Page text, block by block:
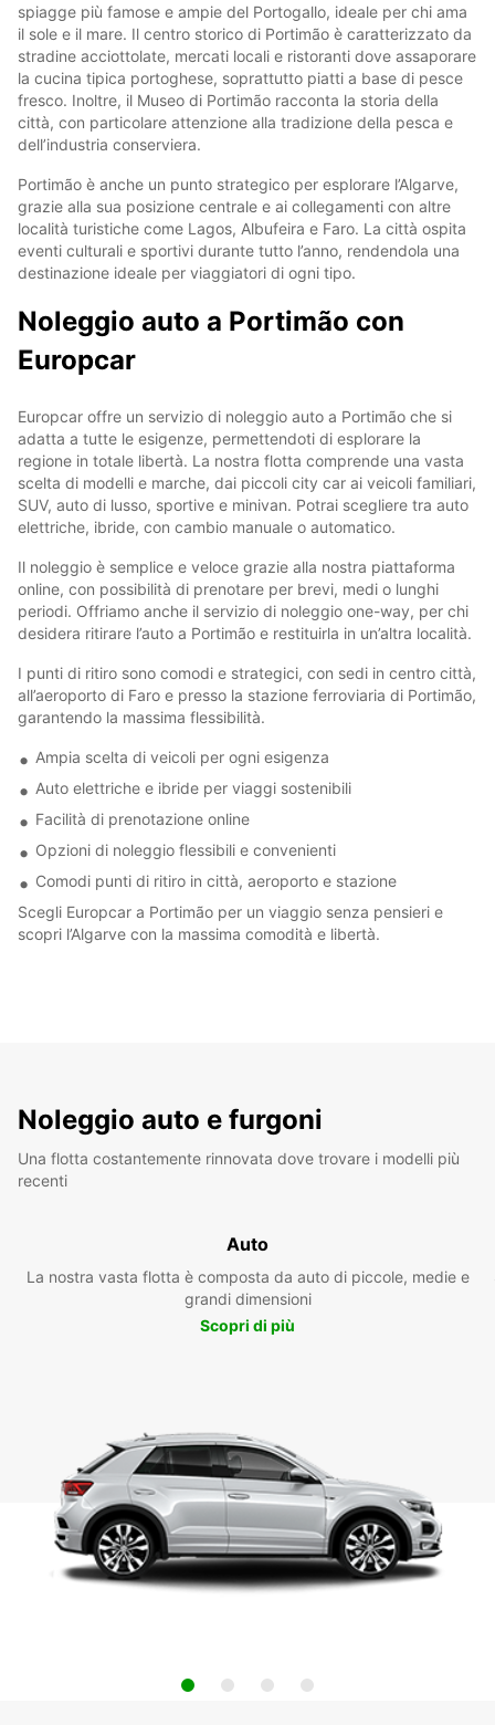
spiagge più famose e ampie del Portogallo, ideale per chi ama
il sole e il mare. Il centro storico di Portimão è caratterizzato da
stradine acciottolate, mercati locali e ristoranti dove assaporare
la cucina tipica portoghese, soprattutto piatti a base di pesce
fresco. Inoltre, il Museo di Portimão racconta la storia della
città, con particolare attenzione alla tradizione della pesca e
dell’industria conserviera.
Portimão è anche un punto strategico per esplorare l’Algarve,
grazie alla sua posizione centrale e ai collegamenti con altre
località turistiche come Lagos, Albufeira e Faro. La città ospita
eventi culturali e sportivi durante tutto l’anno, rendendola una
destinazione ideale per viaggiatori di ogni tipo.
Noleggio auto a Portimão con
Europcar
Europcar offre un servizio di noleggio auto a Portimão che si
adatta a tutte le esigenze, permettendoti di esplorare la
regione in totale libertà. La nostra flotta comprende una vasta
scelta di modelli e marche, dai piccoli city car ai veicoli familiari,
SUV, auto di lusso, sportive e minivan. Potrai scegliere tra auto
elettriche, ibride, con cambio manuale o automatico.
Il noleggio è semplice e veloce grazie alla nostra piattaforma
online, con possibilità di prenotare per brevi, medi o lunghi
periodi. Offriamo anche il servizio di noleggio one-way, per chi
desidera ritirare l’auto a Portimão e restituirla in un’altra località.
I punti di ritiro sono comodi e strategici, con sedi in centro città,
all’aeroporto di Faro e presso la stazione ferroviaria di Portimão,
garantendo la massima flessibilità.
Ampia scelta di veicoli per ogni esigenza
Auto elettriche e ibride per viaggi sostenibili
Facilità di prenotazione online
Opzioni di noleggio flessibili e convenienti
Comodi punti di ritiro in città, aeroporto e stazione
Scegli Europcar a Portimão per un viaggio senza pensieri e
scopri l’Algarve con la massima comodità e libertà.
Noleggio auto e furgoni
Una flotta costantemente rinnovata dove trovare i modelli più
recenti
Auto
La nostra vasta flotta è composta da auto di piccole, medie e
grandi dimensioni
Scopri di più